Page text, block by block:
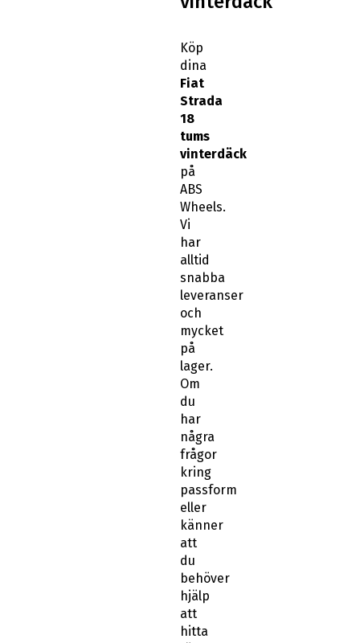
dina
Fiat
Strada
18
tums
vinterdäck
på
ABS
Wheels.
Vi
har
alltid
snabba
leveranser
och
mycket
på
lager.
Om
du
har
några
frågor
kring
passform
eller
känner
att
du
behöver
hjälp
att
hitta
rätt